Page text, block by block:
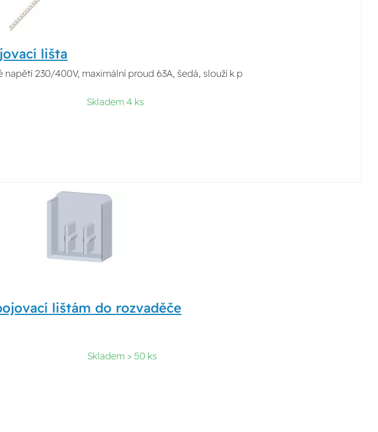
lišta
230/400V, maximální proud 63A, šedá, slouží k p
Skladem 4 ks
lištám do rozvaděče
Skladem > 50 ks